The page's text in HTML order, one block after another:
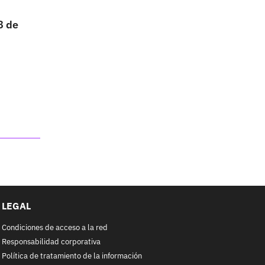
de
LEGAL
Condiciones de acceso a la red
Responsabilidad corporativa
Política de tratamiento de la información